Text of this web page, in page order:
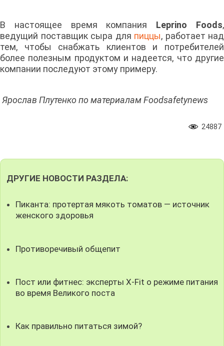
В настоящее время компания Leprino Foods,
ведущий поставщик сыра для пиццы, работает над
тем, чтобы снабжать клиентов и потребителей
более полезным продуктом и надеется, что другие
компании последуют этому примеру.
Ярослав Плутенко по материалам Foodsafetynews
24887
ДРУГИЕ НОВОСТИ РАЗДЕЛА:
Пиканта: протертая мякоть томатов — источник
женского здоровья
Противоречивый общепит
Пост или фитнес: эксперты X-Fit о режиме питания
во время Великого поста
Как правильно питаться зимой?